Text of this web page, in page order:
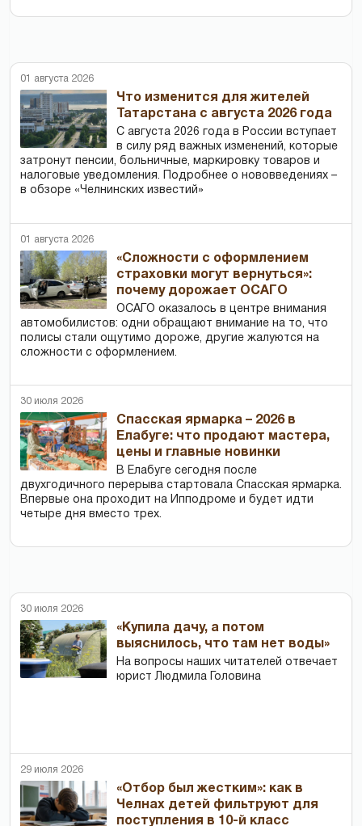
01 августа 2026
Что изменится для жителей
Татарстана с августа 2026 года
С августа 2026 года в России вступает
в силу ряд важных изменений, которые
затронут пенсии, больничные, маркировку товаров и
налоговые уведомления. Подробнее о нововведениях –
в обзоре «Челнинских известий»
01 августа 2026
«Сложности с оформлением
страховки могут вернуться»:
почему дорожает ОСАГО
ОСАГО оказалось в центре внимания
автомобилистов: одни обращают внимание на то, что
полисы стали ощутимо дороже, другие жалуются на
сложности с оформлением.
30 июля 2026
Спасская ярмарка – 2026 в
Елабуге: что продают мастера,
цены и главные новинки
В Елабуге сегодня после
двухгодичного перерыва стартовала Спасская ярмарка.
Впервые она проходит на Ипподроме и будет идти
четыре дня вместо трех.
30 июля 2026
«Купила дачу, а потом
выяснилось, что там нет воды»
На вопросы наших читателей отвечает
юрист Людмила Головина
29 июля 2026
«Отбор был жестким»: как в
Челнах детей фильтруют для
поступления в 10-й класс